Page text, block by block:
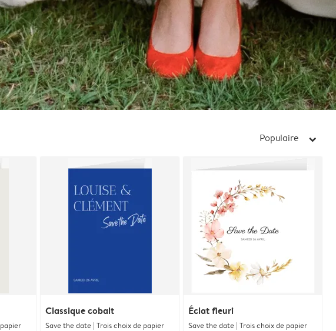
Populaire arrow_right
Classique cobalt
Save the date | Trois choix de papier
Éclat fleuri
Save the date | Trois choix de papier